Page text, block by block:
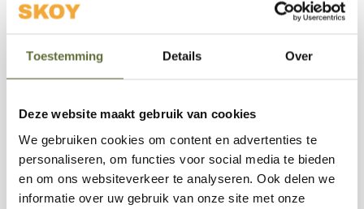
Toestemming Details Over
Deze website maakt gebruik van cookies
We gebruiken cookies om content en advertenties te
personaliseren, om functies voor social media te bieden
en om ons websiteverkeer te analyseren. Ook delen we
informatie over uw gebruik van onze site met onze
een flessenopener, notenkraker en
visschubbenverwijderaar. Een praktische oplossing voor
Hygiënisch en praktisch ontwerp
De J2G schaar is volledig demontabel, waardoor je hem
eenvoudig uit elkaar haalt en grondig reinigt. Dit